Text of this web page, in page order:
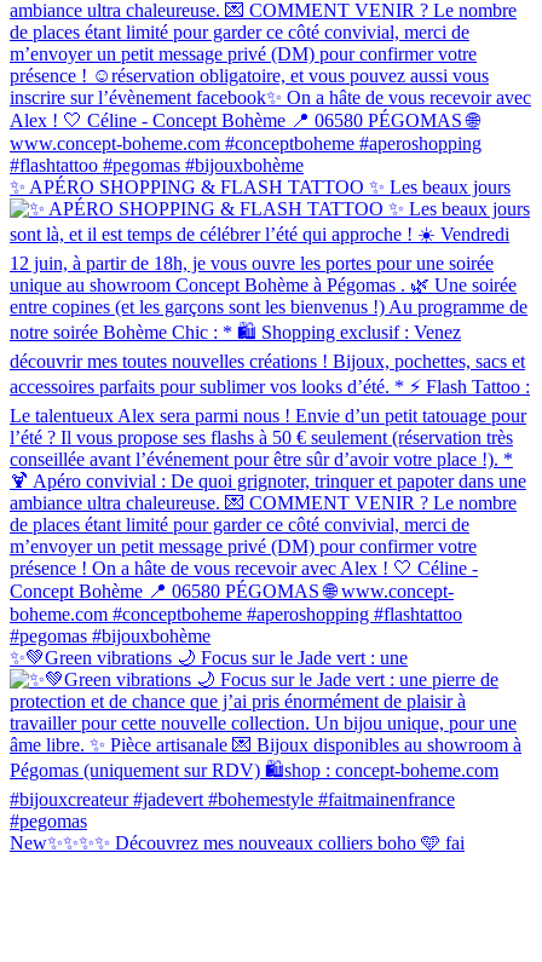
✨ APÉRO SHOPPING & FLASH TATTOO ✨ Les beaux jours
✨💚Green vibrations 🌙 Focus sur le Jade vert : une
New✨✨✨✨ Découvrez mes nouveaux colliers boho 🩵 fai